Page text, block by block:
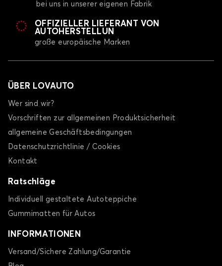
bei uns in unserer eigenen Fabrik
OFFIZIELLER LIEFERANT VON
AUTOHERSTELLUN
große europäische Marken
ÜBER LOVAUTO
Wer sind wir?
Vorschriften zur allgemeinen Produktsicherheit
allgemeine Geschäftsbedingungen
Datenschutzrichtlinie / Cookies
Kontakt
Ratschläge
Individuell gestaltete Autoteppiche
Gummimatten für Autos
INFORMATIONEN
Versand/Sichere Zahlung/Garantie